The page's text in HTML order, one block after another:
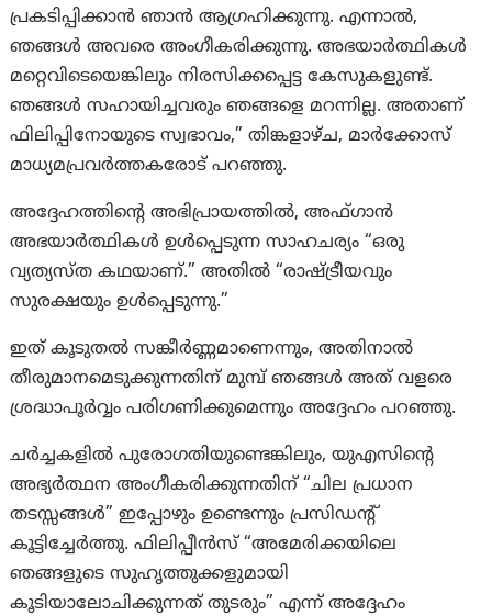
പ്രകടിപ്പിക്കാൻ ഞാൻ ആഗ്രഹിക്കുന്നു. എന്നാൽ,
ഞങ്ങൾ അവരെ അംഗീകരിക്കുന്നു. അഭയാർത്ഥികൾ
മറ്റെവിടെയെങ്കിലും നിരസിക്കപ്പെട്ട കേസുകളുണ്ട്.
ഞങ്ങൾ സഹായിച്ചവരും ഞങ്ങളെ മറന്നില്ല. അതാണ്
ഫിലിപ്പിനോയുടെ സ്വഭാവം,” തിങ്കളാഴ്ച, മാർക്കോസ്
മാധ്യമപ്രവർത്തകരോട് പറഞ്ഞു.
അദ്ദേഹത്തിന്റെ അഭിപ്രായത്തിൽ, അഫ്ഗാൻ
അഭയാർത്ഥികൾ ഉൾപ്പെടുന്ന സാഹചര്യം “ഒരു
വ്യത്യസ്ത കഥയാണ്.” അതില്‍ “രാഷ്ട്രീയവും
സുരക്ഷയും ഉൾപ്പെടുന്നു.”
ഇത് കൂടുതൽ സങ്കീർണ്ണമാണെന്നും, അതിനാൽ
തീരുമാനമെടുക്കുന്നതിന് മുമ്പ് ഞങ്ങൾ അത് വളരെ
ശ്രദ്ധാപൂർവ്വം പരിഗണിക്കുമെന്നും അദ്ദേഹം പറഞ്ഞു.
ചർച്ചകളിൽ പുരോഗതിയുണ്ടെങ്കിലും, യുഎസിന്റെ
അഭ്യർത്ഥന അംഗീകരിക്കുന്നതിന് “ചില പ്രധാന
തടസ്സങ്ങൾ” ഇപ്പോഴും ഉണ്ടെന്നും പ്രസിഡന്റ്
കൂട്ടിച്ചേർത്തു. ഫിലിപ്പീൻസ് “അമേരിക്കയിലെ
ഞങ്ങളുടെ സുഹൃത്തുക്കളുമായി
കൂടിയാലോചിക്കുന്നത് തുടരും” എന്ന് അദ്ദേഹം